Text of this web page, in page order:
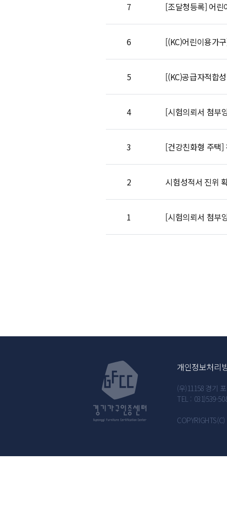
7 [조달청등록] 어린
6 [(KC)어린이용가
5 [(KC)공급자적합
4 [시험의뢰서 첨부
3 [건강친화형 주택]
2 시험성적서 진위
1 [시험의뢰서 첨부
개인정보처리
(우)11158 경기
TEL : 031)539-